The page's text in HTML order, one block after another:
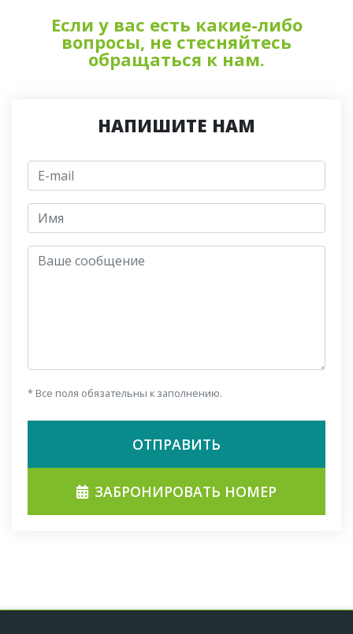
Если у вас есть какие-либо
вопросы, не стесняйтесь
обращаться к нам.
НАПИШИТЕ НАМ
E-mail
jmeno
Ваше сообщение
* Все поля обязательны к заполнению.
ОТПРАВИТЬ
ЗАБРОНИРОВАТЬ НОМЕР